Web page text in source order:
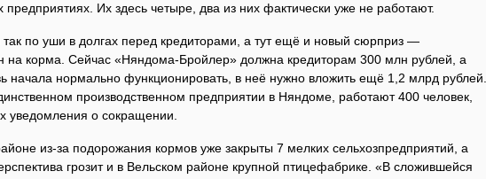
предприятиях. Их здесь четыре, два из них фактически уже не работают.
по уши в долгах перед кредиторами, а тут ещё и новый сюрприз —
на корма. Сейчас «Няндома-Бройлер» должна кредиторам 300 млн рублей, а
начала нормально функционировать, в неё нужно вложить ещё 1,2 млрд рублей.
производственном предприятии в Няндоме, работают 400 человек,
уведомления о сокращении.
из-за подорожания кормов уже закрыты 7 мелких сельхозпред­приятий, а
грозит и в Вельском районе крупной птицефабрике. «В сложившейся